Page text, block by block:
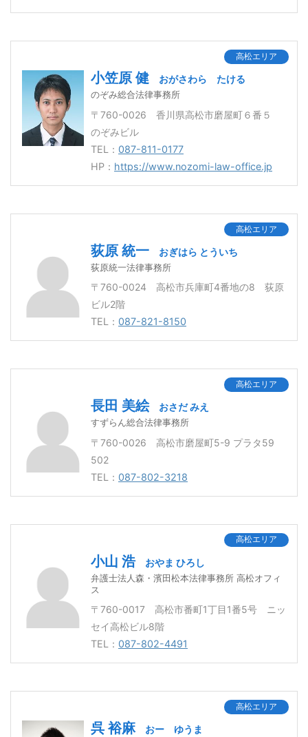
高松エリア
小笠原 健 おがさわら たける
のぞみ総合法律事務所
〒760-0026 香川県高松市磨屋町６番５
のぞみビル
TEL： 087-811-0177
HP： https://www.nozomi-law-office.jp
高松エリア
荻原 統一 おぎはら とういち
荻原統一法律事務所
〒760-0024 高松市兵庫町4番地の8 荻原
ビル2階
TEL： 087-821-8150
高松エリア
長田 美絵 おさだ みえ
すずらん総合法律事務所
〒760-0026 高松市磨屋町5-9 プラタ59
502
TEL： 087-802-3218
高松エリア
小山 浩 おやま ひろし
弁護士法人森・濱田松本法律事務所 高松オフィ
ス
〒760-0017 高松市番町1丁目1番5号 ニッ
セイ高松ビル8階
TEL： 087-802-4491
高松エリア
呉 裕麻 おー ゆうま